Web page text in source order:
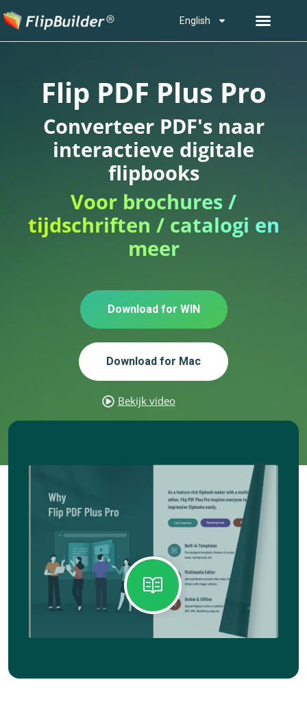
English
Flip PDF Plus Pro
Converteer PDF's naar
interactieve digitale
flipbooks
Voor brochures /
tijdschriften / catalogi en
meer
Download for WIN
Download for Mac
Bekijk video